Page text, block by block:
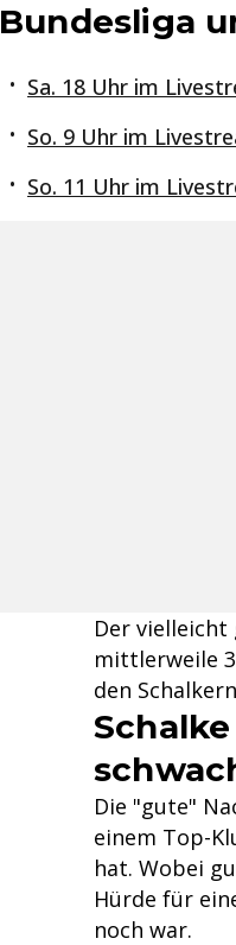
Bundesliga
Sa. 18 Uhr im
So. 9 Uhr im
So. 11 Uhr im
Der
mittlerweile
den
Die "gute"
einem Top-
hat. Wobei
Hürde für
noch war.